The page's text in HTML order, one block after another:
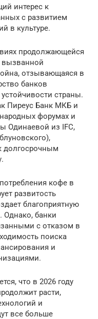
интерес к
с развитием
в культуре.
продолжающейся
вызванной
отзывающаяся в
банков
страны.
Пиреус Банк МКБ и
форумах и
Одинаевой из IFC,
долгосрочным
кофе в
развитость
благоприятную
Однако, банки
с отказом в
поиска
и
что в 2026 году
расти,
и
все больше